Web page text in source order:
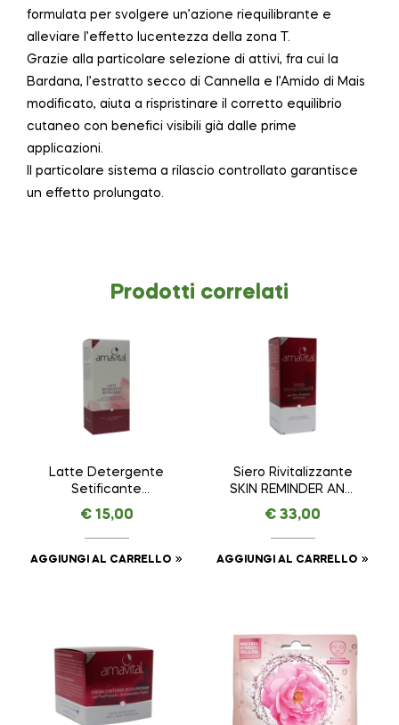
formulata per svolgere un’azione riequilibrante e
alleviare l’effetto lucentezza della zona T.
Grazie alla particolare selezione di attivi, fra cui la
Bardana, l’estratto secco di Cannella e l’Amido di Mais
modificato, aiuta a rispristinare il corretto equilibrio
cutaneo con benefici visibili già dalle prime
applicazioni.
Il particolare sistema a rilascio controllato garantisce
un effetto prolungato.
Prodotti correlati
Latte Detergente
Setificante
ESSENTIAL –
AMAVITAL da 150 ml
€15,00
AGGIUNGI AL CARRELLO
Siero Rivitalizzante
SKIN REMINDER ANTI
AGE PREMIUM –
AMAVITAL da 30 ml
€ 33,00
AGGIUNGI AL CARRELLO